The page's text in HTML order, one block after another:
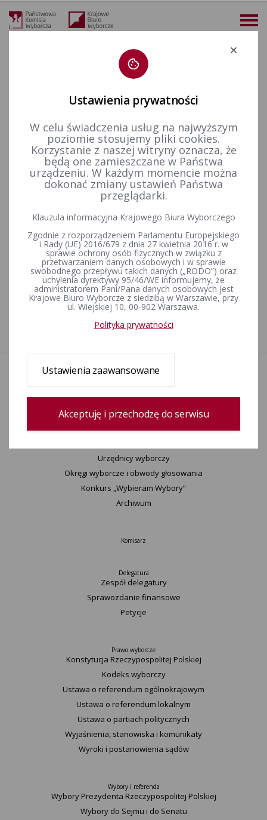
Deklaracja dostępności
więcej
Prawo wyborcze Wyroki i postanowienia sądów Ważność wyborów 2018 r. Sygn. akt XII Ns 43.18
Sygn. akt XII Ns 43.18
ZAŁĄCZNIKI
Sygn. akt XII Ns 43.18
Rejestr zmian
20-09-2022 14:58
Marek Sieraczek
Aktualności
Informacje
Wyjaśnienia, stanowiska, komunikaty
Uchwały
Urzędnicy wyborczy
Okręgi wyborcze i obwody głosowania
Konkurs „Wybieram Wybory”
Archiwum
Komisarz
Delegatura
Zespół delegatury
Sprawozdanie finansowe
Petycje
Prawo wyborcze
Konstytucja Rzeczypospolitej Polskiej​
Kodeks wyborczy
Ustawa o referendum ogólnokrajowym
Ustawa o referendum lokalnym
Ustawa o partiach politycznych
Wyjaśnienia, stanowiska i komunikaty
Wyroki i postanowienia sądów
Wybory i referenda
Wybory Prezydenta Rzeczypospolitej Polskiej
Wybory do Sejmu i do Senatu
Ustawienia prywatności
W celu świadczenia usług na najwyższym
poziomie stosujemy pliki cookies.
Korzystanie z naszej witryny oznacza, że
będą one zamieszczane w Państwa
urządzeniu. W każdym momencie można
dokonać zmiany ustawień Państwa
przeglądarki.
Klauzula informacyjna Krajowego Biura Wyborczego
Zgodnie z rozporządzeniem Parlamentu Europejskiego
i Rady (UE) 2016/679 z dnia 27 kwietnia 2016 r. w
sprawie ochrony osób fizycznych w związku z
przetwarzaniem danych osobowych i w sprawie
swobodnego przepływu takich danych („RODO”) oraz
uchylenia dyrektywy 95/46/WE informujemy, że
administratorem Pani/Pana danych osobowych jest
Krajowe Biuro Wyborcze z siedzibą w Warszawie, przy
ul. Wiejskiej 10, 00-902 Warszawa.
Polityka prywatności
Ustawienia zaawansowane
Akceptuję i przechodzę do serwisu